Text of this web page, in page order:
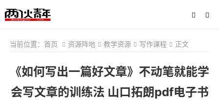
当前位置： 首页 资源阵地 教学资源 写作课程 正文
《如何写出一篇好文章》不动笔就能学
会写文章的训练法 山口拓朗pdf电子书